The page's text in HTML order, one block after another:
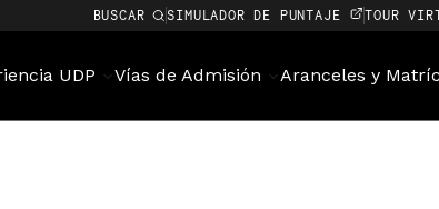
BUSCAR SIMULADOR DE PUNTAJE TOUR
UDP Vías de Admisión Aranceles y